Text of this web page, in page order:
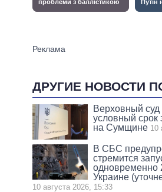
ДРУГИЕ НОВОСТИ
Верховный суд
условный срок
на Сумщине 10
В СБС
стремится
одновременно
Украине
10 августа 2026, 15:33